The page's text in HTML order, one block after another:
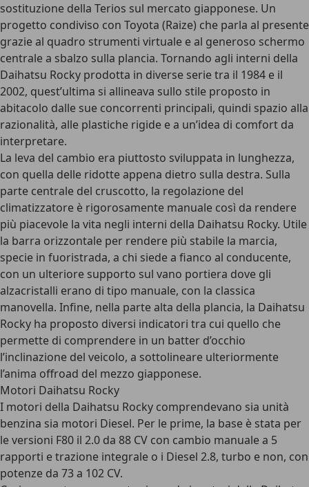
sostituzione della Terios sul mercato giapponese. Un
progetto condiviso con Toyota (Raize) che parla al presente
grazie al quadro strumenti virtuale e al generoso schermo
centrale a sbalzo sulla plancia. Tornando agli interni della
Daihatsu Rocky prodotta in diverse serie tra il 1984 e il
2002, quest’ultima si allineava sullo stile proposto in
abitacolo dalle sue concorrenti principali, quindi spazio alla
razionalità, alle plastiche rigide e a un’idea di comfort da
interpretare.
La leva del cambio era piuttosto sviluppata in lunghezza,
con quella delle ridotte appena dietro sulla destra. Sulla
parte centrale del cruscotto, la regolazione del
climatizzatore è rigorosamente manuale così da rendere
più piacevole la vita negli interni della Daihatsu Rocky. Utile
la barra orizzontale per rendere più stabile la marcia,
specie in fuoristrada, a chi siede a fianco al conducente,
con un ulteriore supporto sul vano portiera dove gli
alzacristalli erano di tipo manuale, con la classica
manovella. Infine, nella parte alta della plancia, la Daihatsu
Rocky ha proposto diversi indicatori tra cui quello che
permette di comprendere in un batter d’occhio
l’inclinazione del veicolo, a sottolineare ulteriormente
l’anima offroad del mezzo giapponese.
Motori Daihatsu Rocky
I motori della Daihatsu Rocky comprendevano sia unità
benzina sia motori Diesel. Per le prime, la base è stata per
le versioni F80 il 2.0 da 88 CV con cambio manuale a 5
rapporti e trazione integrale o i Diesel 2.8, turbo e non, con
potenze da 73 a 102 CV.